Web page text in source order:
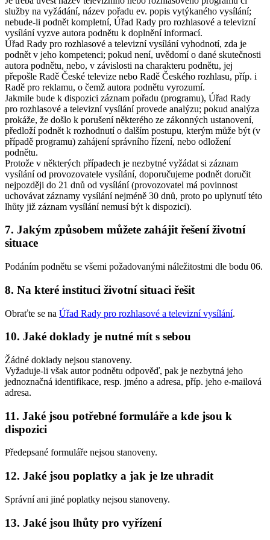
služby na vyžádání, název pořadu ev. popis vytýkaného vysílání;
nebude-li podnět kompletní, Úřad Rady pro rozhlasové a televizní
vysílání vyzve autora podnětu k doplnění informací.
Úřad Rady pro rozhlasové a televizní vysílání vyhodnotí, zda je
podnět v jeho kompetenci; pokud není, uvědomí o dané skutečnosti
autora podnětu, nebo, v závislosti na charakteru podnětu, jej
přepošle Radě České televize nebo Radě Českého rozhlasu, příp. i
Radě pro reklamu, o čemž autora podnětu vyrozumí.
Jakmile bude k dispozici záznam pořadu (programu), Úřad Rady
pro rozhlasové a televizní vysílání provede analýzu; pokud analýza
prokáže, že došlo k porušení některého ze zákonných ustanovení,
předloží podnět k rozhodnutí o dalším postupu, kterým může být (v
případě programu) zahájení správního řízení, nebo odložení
podnětu.
Protože v některých případech je nezbytné vyžádat si záznam
vysílání od provozovatele vysílání, doporučujeme podnět doručit
nejpozději do 21 dnů od vysílání (provozovatel má povinnost
uchovávat záznamy vysílání nejméně 30 dnů, proto po uplynutí této
lhůty již záznam vysílání nemusí být k dispozici).
7. Jakým způsobem můžete zahájit řešení životní
situace
Podáním podnětu se všemi požadovanými náležitostmi dle bodu 06.
8. Na které instituci životní situaci řešit
Obraťte se na Úřad Rady pro rozhlasové a televizní vysílání.
10. Jaké doklady je nutné mít s sebou
Žádné doklady nejsou stanoveny.
Vyžaduje-li však autor podnětu odpověď, pak je nezbytná jeho
jednoznačná identifikace, resp. jméno a adresa, příp. jeho e-mailová
adresa.
11. Jaké jsou potřebné formuláře a kde jsou k
dispozici
Předepsané formuláře nejsou stanoveny.
12. Jaké jsou poplatky a jak je lze uhradit
Správní ani jiné poplatky nejsou stanoveny.
13. Jaké jsou lhůty pro vyřízení